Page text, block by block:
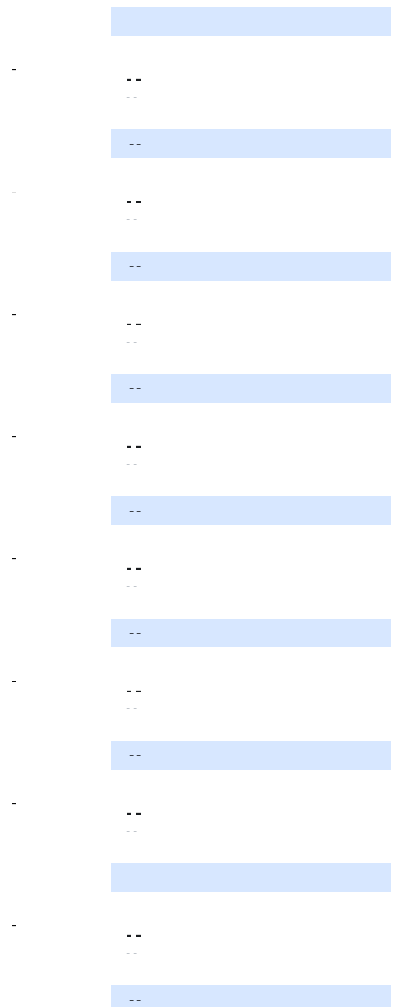
- -
-
- -
- -
- -
-
- -
- -
- -
-
- -
- -
- -
-
- -
- -
- -
-
- -
- -
- -
-
- -
- -
- -
-
- -
- -
- -
-
- -
- -
- -